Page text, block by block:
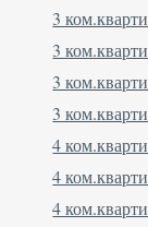
3
3
3
3
4
4
4